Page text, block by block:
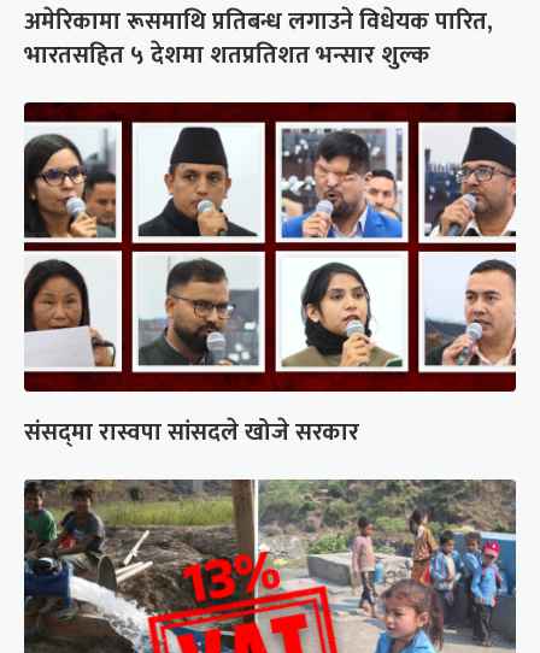
अमेरिकामा रूसमाथि प्रतिबन्ध लगाउने विधेयक पारित,
भारतसहित ५ देशमा शतप्रतिशत भन्सार शुल्क
संसद्‍मा रास्वपा सांसदले खोजे सरकार